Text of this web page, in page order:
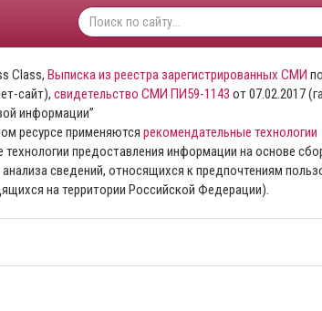
Class, Выписка из реестра зарегистрированных СМИ
сайт), свидетельство СМИ ПИ59-1143 от 07.02.2017
информации”
ресурсе применяются рекомендательные технологии
предоставления информации на основе
сведений, относящихся к предпочтениям
на территории Российской Федерации).